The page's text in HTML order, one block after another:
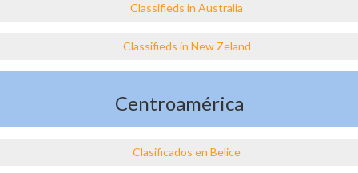
Classifieds in Australia
Classifieds in New Zeland
Centroamérica
Clasificados en Belice